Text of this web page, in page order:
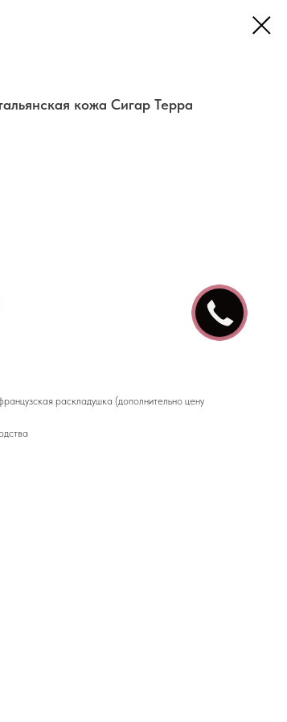
кожа Сигар Терра
раскладушка (дополнительно цену